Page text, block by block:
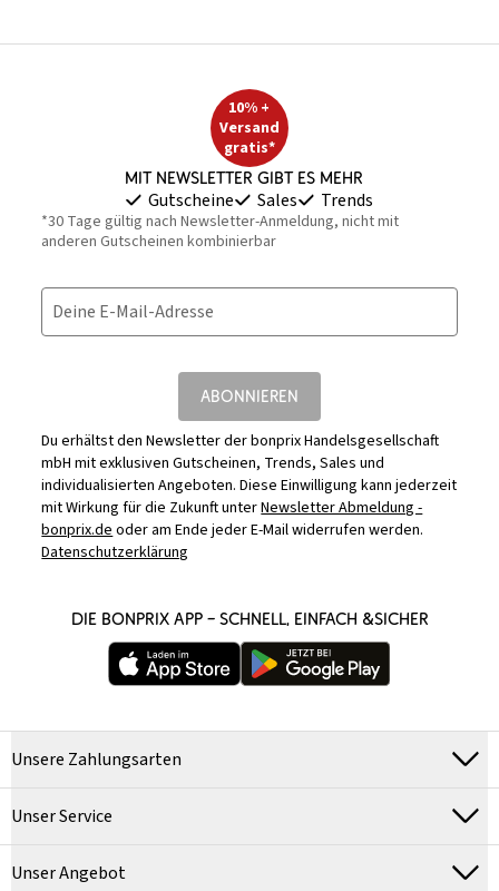
10% +
Versand
gratis*
Mit Newsletter gibt es mehr
Gutscheine Sales Trends
*30 Tage gültig nach Newsletter-Anmeldung, nicht mit
anderen Gutscheinen kombinierbar
Deine E-Mail-Adresse
ABONNIEREN
Du erhältst den Newsletter der bonprix Handelsgesellschaft
mbH mit exklusiven Gutscheinen, Trends, Sales und
individualisierten Angeboten. Diese Einwilligung kann jederzeit
mit Wirkung für die Zukunft unterNewsletter Abmeldung -
bonprix.deoder am Ende jeder E-Mail widerrufen werden.
Datenschutzerklärung
DIE BONPRIX APP – SCHNELL, EINFACH &SICHER
Unsere Zahlungsarten
Unser Service
Unser Angebot